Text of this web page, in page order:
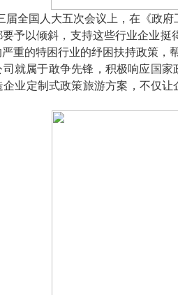
届全国人大五次会议上，在《政
予以倾斜，支持这些行业企业
重的特困行业的纾困扶持政策，
就属于敢争先锋，积极响应国
业定制式政策旅游方案，不仅